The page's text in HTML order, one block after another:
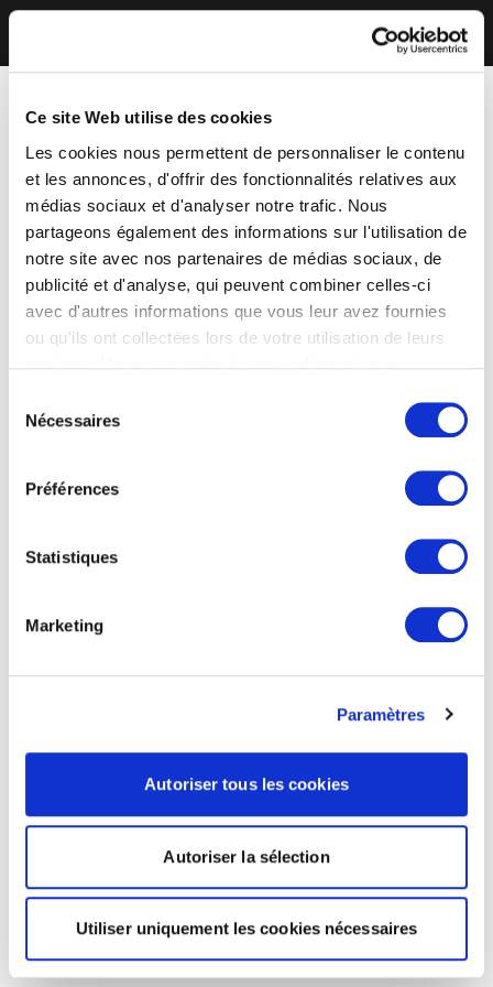
Ce site Web utilise des cookies
Les cookies nous permettent de personnaliser le contenu
et les annonces, d'offrir des fonctionnalités relatives aux
médias sociaux et d'analyser notre trafic. Nous
partageons également des informations sur l'utilisation de
notre site avec nos partenaires de médias sociaux, de
publicité et d'analyse, qui peuvent combiner celles-ci
avec d'autres informations que vous leur avez fournies
ou qu'ils ont collectées lors de votre utilisation de leurs
Nécessaires
Préférences
Statistiques
Marketing
Paramètres
Autoriser tous les cookies
Autoriser la sélection
Utiliser uniquement les cookies nécessaires